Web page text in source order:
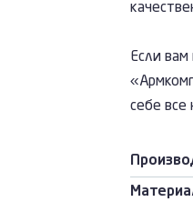
Если
себе все